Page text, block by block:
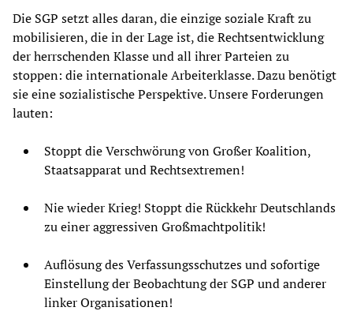
Die SGP setzt alles daran, die einzige soziale Kraft zu
mobilisieren, die in der Lage ist, die Rechtsentwicklung
der herrschenden Klasse und all ihrer Parteien zu
stoppen: die internationale Arbeiterklasse. Dazu benötigt
sie eine sozialistische Perspektive. Unsere Forderungen
lauten:
Stoppt die Verschwörung von Großer Koalition,
Staatsapparat und Rechtsextremen!
Nie wieder Krieg! Stoppt die Rückkehr Deutschlands
zu einer aggressiven Großmachtpolitik!
Auflösung des Verfassungsschutzes und sofortige
Einstellung der Beobachtung der SGP und anderer
linker Organisationen!